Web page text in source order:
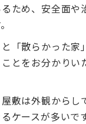
ため、安全面や
と「散らかった家
とをお分かりい
敷は外観からし
ケースが多いで